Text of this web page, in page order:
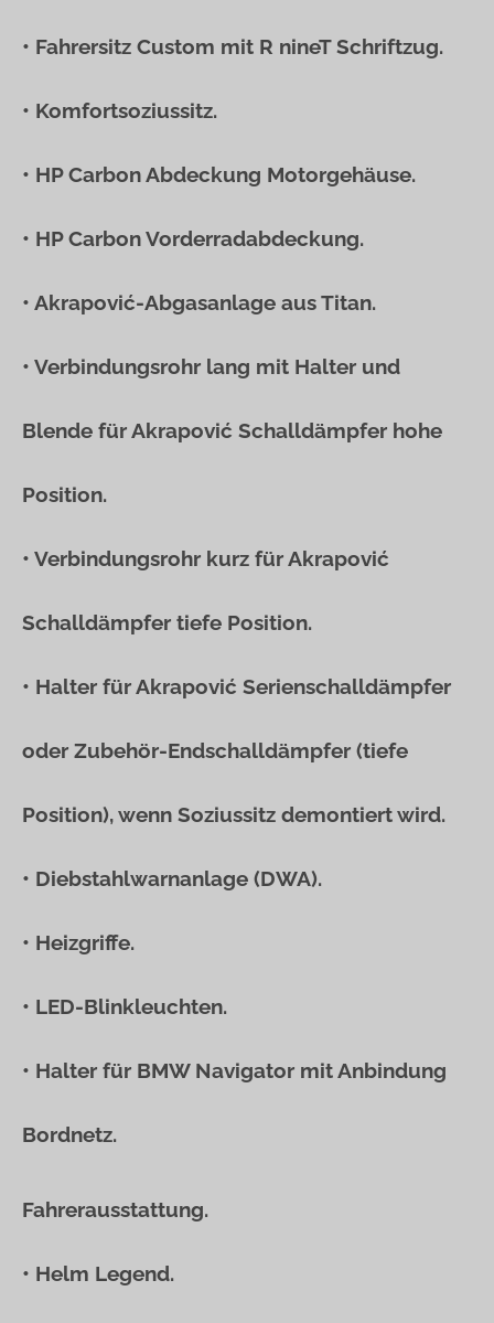
• Fahrersitz Custom mit R nineT Schriftzug.
• Komfortsoziussitz.
• HP Carbon Abdeckung Motorgehäuse.
• HP Carbon Vorderradabdeckung.
• Akrapović-Abgasanlage aus Titan.
• Verbindungsrohr lang mit Halter und
Blende für Akrapović Schalldämpfer hohe
Position.
• Verbindungsrohr kurz für Akrapović
Schalldämpfer tiefe Position.
• Halter für Akrapović Serienschalldämpfer
oder Zubehör-Endschalldämpfer (tiefe
Position), wenn Soziussitz demontiert wird.
• Diebstahlwarnanlage (DWA).
• Heizgriffe.
• LED-Blinkleuchten.
• Halter für BMW Navigator mit Anbindung
Bordnetz.
Fahrerausstattung.
• Helm Legend.